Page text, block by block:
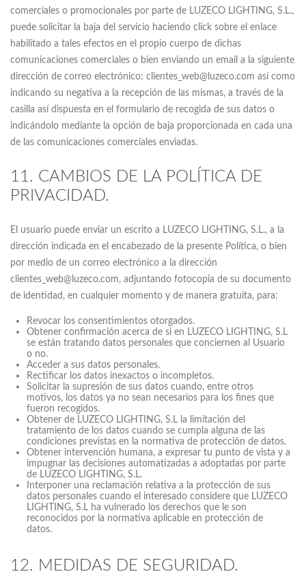
comerciales o promocionales por parte de LUZECO LIGHTING, S.L.,
puede solicitar la baja del servicio haciendo click sobre el enlace
habilitado a tales efectos en el propio cuerpo de dichas
comunicaciones comerciales o bien enviando un email a la siguiente
dirección de correo electrónico: clientes_web@luzeco.com así como
indicando su negativa a la recepción de las mismas, a través de la
casilla así dispuesta en el formulario de recogida de sus datos o
indicándolo mediante la opción de baja proporcionada en cada una
de las comunicaciones comerciales enviadas.
11. CAMBIOS DE LA POLÍTICA DE
PRIVACIDAD.
El usuario puede enviar un escrito a LUZECO LIGHTING, S.L., a la
dirección indicada en el encabezado de la presente Política, o bien
por medio de un correo electrónico a la dirección
clientes_web@luzeco.com, adjuntando fotocopia de su documento
de identidad, en cualquier momento y de manera gratuita, para:
Revocar los consentimientos otorgados.
Obtener confirmación acerca de si en LUZECO LIGHTING, S.L
se están tratando datos personales que conciernen al Usuario
o no.
Acceder a sus datos personales.
Rectificar los datos inexactos o incompletos.
Solicitar la supresión de sus datos cuando, entre otros
motivos, los datos ya no sean necesarios para los fines que
fueron recogidos.
Obtener de LUZECO LIGHTING, S.L la limitación del
tratamiento de los datos cuando se cumpla alguna de las
condiciones previstas en la normativa de protección de datos.
Obtener intervención humana, a expresar tu punto de vista y a
impugnar las decisiones automatizadas a adoptadas por parte
de LUZECO LIGHTING, S.L.
Interponer una reclamación relativa a la protección de sus
datos personales cuando el interesado considere que LUZECO
LIGHTING, S.L ha vulnerado los derechos que le son
reconocidos por la normativa aplicable en protección de
datos.
12. MEDIDAS DE SEGURIDAD.